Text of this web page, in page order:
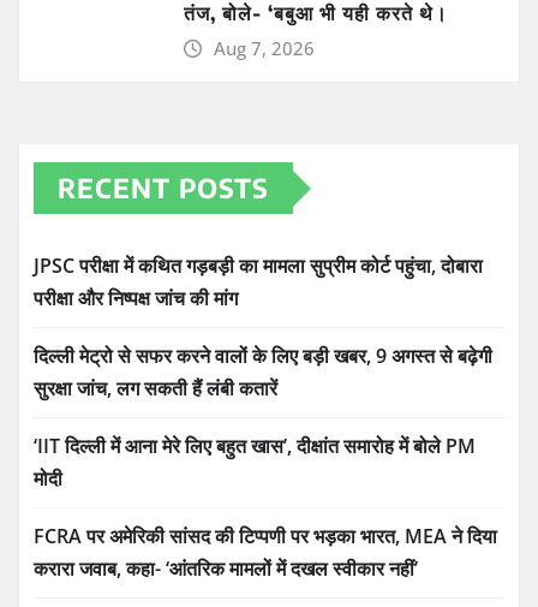
तंज, बोले- ‘बबुआ भी यही करते थे।
Aug 7, 2026
RECENT POSTS
JPSC परीक्षा में कथित गड़बड़ी का मामला सुप्रीम कोर्ट पहुंचा, दोबारा
परीक्षा और निष्पक्ष जांच की मांग
दिल्ली मेट्रो से सफर करने वालों के लिए बड़ी खबर, 9 अगस्त से बढ़ेगी
सुरक्षा जांच, लग सकती हैं लंबी कतारें
‘IIT दिल्ली में आना मेरे लिए बहुत खास’, दीक्षांत समारोह में बोले PM
मोदी
FCRA पर अमेरिकी सांसद की टिप्पणी पर भड़का भारत, MEA ने दिया
करारा जवाब, कहा- ‘आंतरिक मामलों में दखल स्वीकार नहीं’